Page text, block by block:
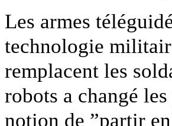
Les armes
technologie
remplacent les
robots a changé
notion de ”partir